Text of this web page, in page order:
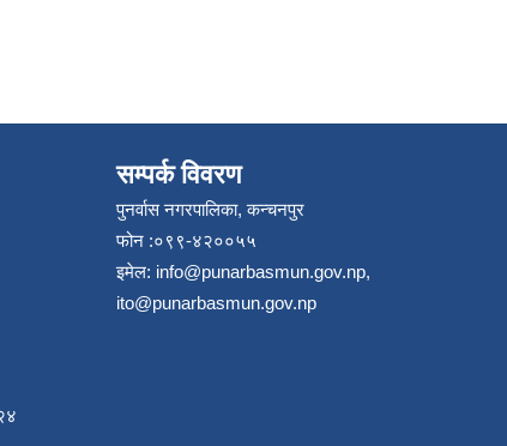
सम्पर्क विवरण
पुनर्वास नगरपालिका, कन्चनपुर
फोन :०९९-४२००५५
इमेल: info@punarbasmun.gov.np,
ito@punarbasmun.gov.np